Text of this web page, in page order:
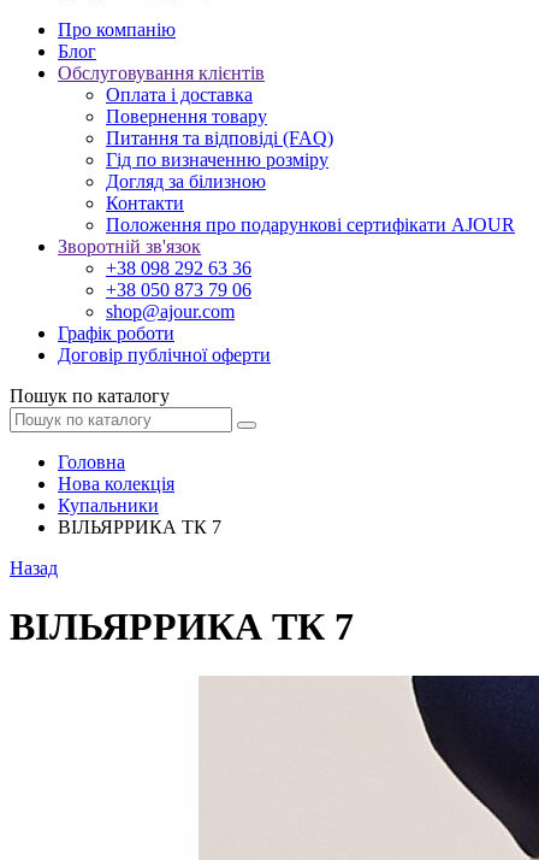
Про компанію
Блог
Обслуговування клієнтів
Оплата і доставка
Повернення товару
Питання та відповіді (FAQ)
Гід по визначенню розміру
Догляд за білизною
Контакти
Положення про подарункові сертифікати AJOUR
Зворотній зв'язок
+38 098 292 63 36
+38 050 873 79 06
shop@ajour.com
Графік роботи
Договір публічної оферти
Пошук по каталогу
Головна
Нова колекція
Купальники
ВІЛЬЯРРИКА ТК 7
Назад
ВІЛЬЯРРИКА ТК 7